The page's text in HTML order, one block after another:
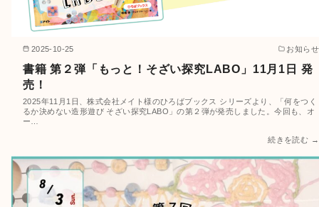
2025-10-25 お知らせ
書籍 第２弾「もっと！そざい探究LABO」11月1日 発
売！
2025年11月1日、株式会社メイト様のひろばブックス シリーズより、「何をつく
るか決めない造形遊び そざい探究LABO」の第２弾が発売しました。今回も、オ
ー…
続きを読む →